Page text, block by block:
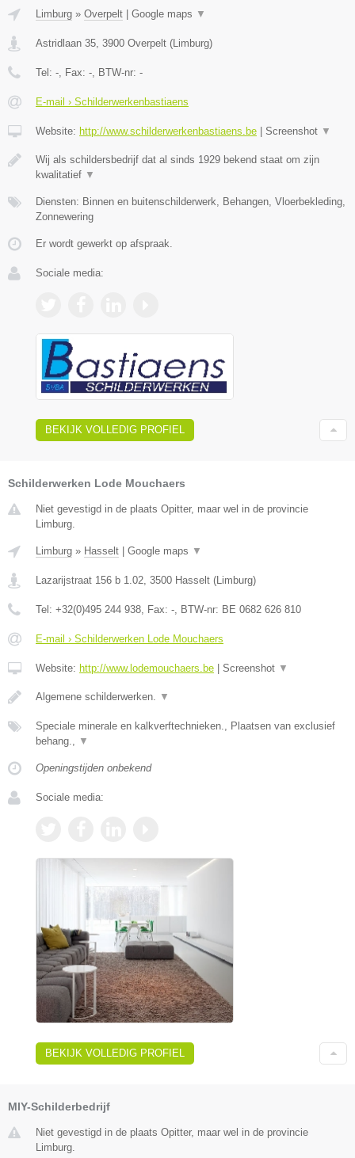
Limburg » Overpelt Google maps ▼
Astridlaan 35, 3900 Overpelt (Limburg)
Tel: -, Fax: -, BTW-nr: -
E-mail › Schilderwerkenbastiaens
Website: http://www.schilderwerkenbastiaens.be Screenshot ▼
Wij als schildersbedrijf dat al sinds 1929 bekend staat om zijn
kwalitatief ▼
Diensten: Binnen en buitenschilderwerk, Behangen, Vloerbekleding,
Zonnewering
Er wordt gewerkt op afspraak.
Sociale media:
BEKIJK VOLLEDIG PROFIEL
Schilderwerken Lode Mouchaers
Niet gevestigd in de plaats Opitter, maar wel in de provincie
Limburg.
Limburg » Hasselt Google maps ▼
Lazarijstraat 156 b 1.02, 3500 Hasselt (Limburg)
Tel: +32(0)495 244 938, Fax: -, BTW-nr: BE 0682 626 810
E-mail › Schilderwerken Lode Mouchaers
Website: http://www.lodemouchaers.be Screenshot ▼
Algemene schilderwerken. ▼
Speciale minerale en kalkverftechnieken., Plaatsen van exclusief
behang., ▼
Openingstijden onbekend
Sociale media:
BEKIJK VOLLEDIG PROFIEL
MIY-Schilderbedrijf
Niet gevestigd in de plaats Opitter, maar wel in de provincie
Limburg.